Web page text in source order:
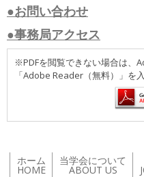
●お問い合わせ
●事務局アクセス
※PDFを閲覧できない場合は、
「Adobe Reader（無料）」を
ホーム
HOME
当学会について
ABOUT US